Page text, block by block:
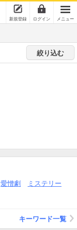
新規登録 ログイン メニュー
絞り込む
愛憎劇
ミステリー
キーワード一覧